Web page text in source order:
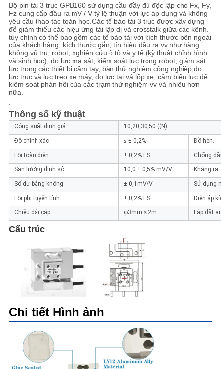
Bộ pin tải 3 trục GPB160 sử dụng cầu đầy đủ độc lập cho Fx, Fy,
Fz cung cấp đầu ra mV / V tỷ lệ thuận với lực áp dụng và không
yêu cầu thao tác toán học.Các tế bào tải 3 trục được xây dựng
để giảm thiểu các hiệu ứng tải lập dị và crosstalk giữa các kênh.
tùy chỉnh có thể bao gồm các tế bào tải với kích thước bên ngoài
của khách hàng, kích thước gắn, tín hiệu đầu ra vv.như hàng
không vũ trụ, robot, nghiên cứu ô tô và y tế (kỹ thuật chỉnh hình
và sinh học), đo lực ma sát, kiểm soát lực trong robot, giám sát
lực trong các thiết bị cầm tay, bàn thử nghiệm công nghiệp,đo
lực trục và lực treo xe máy, đo lực tại vá lốp xe, cảm biến lực để
kiểm soát phản hồi của các trạm thử nghiệm vv và nhiều hơn
nữa.
.
Thông số kỹ thuật
Công suất định giá 10,20,30,50 ((N)
Độ chính xác ≤ ± 0,2% Đồ hèn.
Lỗi toàn diện ± 0,2% F.S Chống
Sản lượng định số 10,0 ± 0,5% mV/V Kháng ra
Số dư bằng không ± 0,1mV/V Sử dụng
Lỗi phi tuyến tính ± 0,2% F.S Điện áp
Chiều dài cáp φ3mm × 2m Lắp đặt
Cấu trúc
Chi tiết Hình ảnh